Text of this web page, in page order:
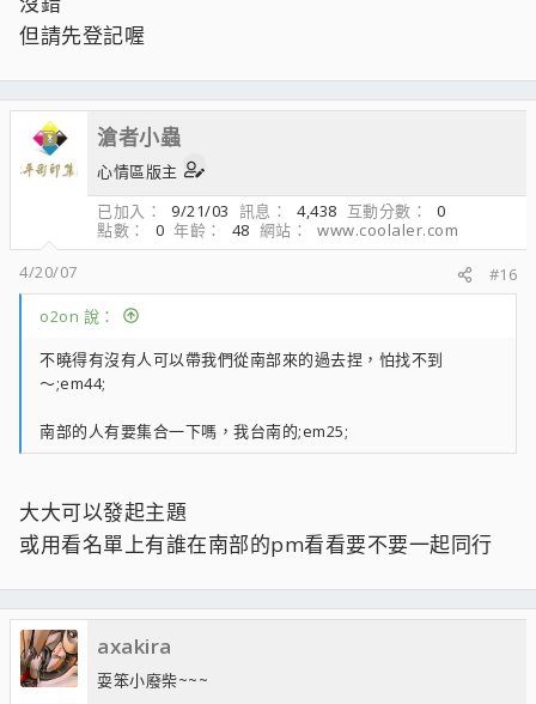
但請先登記喔
滄者小蟲
心情區版主
已加入
9/21/03 訊息 4,438 互動分數
0
點數
0 年齡 48 網站
www.coolaler.com
4/20/07
#16
o2on 說：
不曉得有沒有人可以帶我們從南部來的過去捏，怕找不到
～;em44;
南部的人有要集合一下嗎，我台南的;em25;
大大可以發起主題
或用看名單上有誰在南部的pm看看要不要一起同行
axakira
耍笨小廢柴~~~